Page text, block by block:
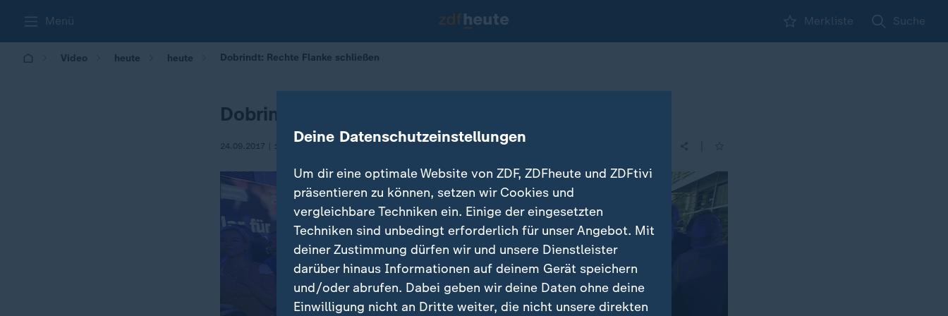
Menü Merkliste Suche
Video heute heute Dobrindt: Rechte Flanke schließen
Dobrindt: Rechte Flanke schließen
24.09.2017 | 18:34 Deine Datenschutzeinstellungen
Um dir eine optimale Website von ZDF, ZDFheute und ZDFtivi
präsentieren zu können, setzen wir Cookies und
vergleichbare Techniken ein. Einige der eingesetzten
Techniken sind unbedingt erforderlich für unser Angebot. Mit
deiner Zustimmung dürfen wir und unsere Dienstleister
darüber hinaus Informationen auf deinem Gerät speichern
und/oder abrufen. Dabei geben wir deine Daten ohne deine
Einwilligung nicht an Dritte weiter, die nicht unsere direkten